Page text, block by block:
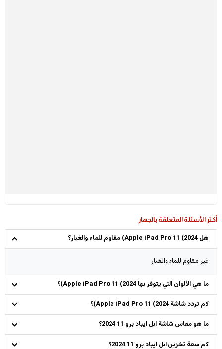
أكثر الأسئلة المتعلقة بالجهاز
هل Apple iPad Pro 11 (2024) مقاوم للماء والغبار؟
غير مقاوم للماء والغبار
ما هي الألوان التي يتوفر بها Apple iPad Pro 11 (2024)؟
كم تردد شاشة Apple iPad Pro 11 (2024)؟
ما هو مقاس شاشة ابل ايباد برو 11 2024؟
كم سعة تخزين ابل ايباد برو 11 2024؟